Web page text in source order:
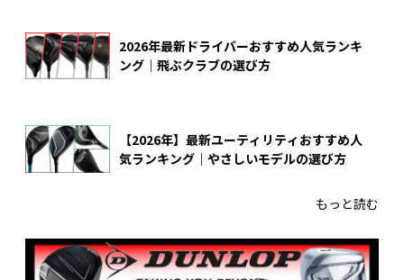
2026年最新ドライバーおすすめ人気ランキ
ング｜飛ぶクラブの選び方
【2026年】最新ユーティリティおすすめ人
気ランキング｜やさしいモデルの選び方
もっと読む